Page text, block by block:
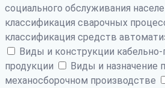
социального обслуживания
классификация сварочных
классификация средств
Виды и конструкции
продукции
Виды и назначение
механосборочном производстве